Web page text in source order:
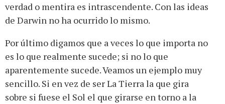
verdad o mentira es intrascendente. Con las ideas
de Darwin no ha ocurrido lo mismo.
Por último digamos que a veces lo que importa no
es lo que realmente sucede; si no lo que
aparentemente sucede. Veamos un ejemplo muy
sencillo. Si en vez de ser La Tierra la que gira
sobre si fuese el Sol el que girarse en torno a la